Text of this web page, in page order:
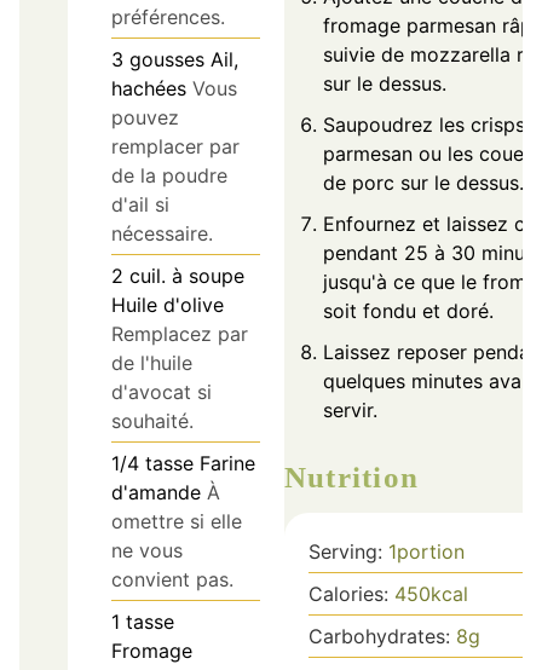
préférences.
3 gousses Ail,
hachées Vous
pouvez
remplacer par
de la poudre
d'ail si
nécessaire.
2 cuil. à soupe
Huile d'olive
Remplacez par
de l'huile
d'avocat si
souhaité.
1/4 tasse Farine
d'amande À
omettre si elle
ne vous
convient pas.
1 tasse
Fromage
fromage parmesan râpé
suivie de mozzarella
sur le dessus.
Saupoudrez les crisps
parmesan ou les
de porc sur le dessus.
Enfournez et laissez
pendant 25 à 30
jusqu'à ce que le
soit fondu et doré.
Laissez reposer
quelques minutes
servir.
Nutrition
Serving: 1portion
Calories: 450kcal
Carbohydrates: 8g